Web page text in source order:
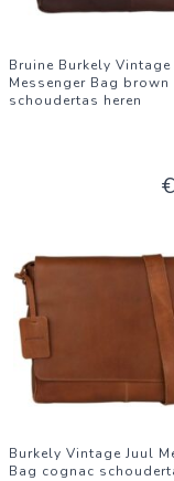
Bruine Burkely Vintage
Messenger Bag brown
schoudertas heren
Burkely Vintage Juul
Bag cognac